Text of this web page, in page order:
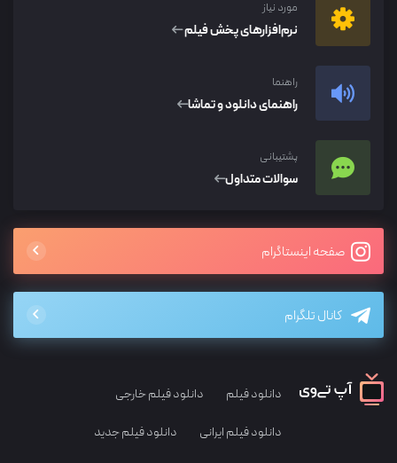
مورد نیاز
نرم‌افزار‌های پخش فیلم
راهنما
راهنمای دانلود و تماشا
پشتیبانی
سوالات متداول
صفحه اینستاگرام
کانال تلگرام
دانلود فیلم دانلود فیلم خارجی
دانلود فیلم ایرانی دانلود فیلم جدید